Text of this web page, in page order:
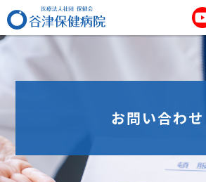
お問い合わせ